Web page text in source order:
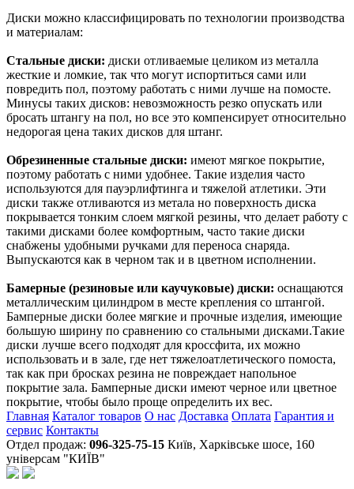
Диски можно классифицировать по технологии производства
и материалам:
Стальные диски: диски отливаемые целиком из металла
жесткие и ломкие, так что могут испортиться сами или
повредить пол, поэтому работать с ними лучше на помосте.
Минусы таких дисков: невозможность резко опускать или
бросать штангу на пол, но все это компенсирует относительно
недорогая цена таких дисков для штанг.
Обрезиненные стальные диски: имеют мягкое покрытие,
поэтому работать с ними удобнее. Такие изделия часто
используются для пауэрлифтинга и тяжелой атлетики. Эти
диски также отливаются из метала но поверхность диска
покрывается тонким слоем мягкой резины, что делает работу с
такими дисками более комфортным, часто такие диски
снабжены удобными ручками для переноса снаряда.
Выпускаются как в черном так и в цветном исполнении.
Бамерные (резиновые или каучуковые) диски: оснащаются
металлическим цилиндром в месте крепления со штангой.
Бамперные диски более мягкие и прочные изделия, имеющие
большую ширину по сравнению со стальными дисками.Такие
диски лучше всего подходят для кроссфита, их можно
использовать и в зале, где нет тяжелоатлетического помоста,
так как при бросках резина не повреждает напольное
покрытие зала. Бамперные диски имеют черное или цветное
покрытие, чтобы было проще определить их вес.
Главная Каталог товаров О нас Доставка Оплата Гарантия и
сервис Контакты
Отдел продаж: 096-325-75-15 Київ, Харківське шосе, 160
універсам "КИЇВ"